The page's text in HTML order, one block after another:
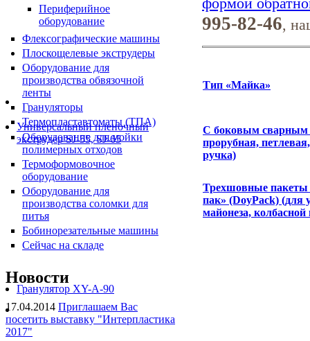
Универсальный пленочный
экструдер SJ-55, SJ-65
Гранулятор XY-A-90
Периферийное
оборудование
Флексографические машины
Плоскощелевые экструдеры
Оборудование для
производства обвязочной
ленты
Грануляторы
Термопластавтоматы (ТПА)
Оборудование для мойки
полимерных отходов
Термоформовочное
оборудование
Оборудование для
производства соломки для
питья
Бобинорезательные машины
Сейчас на складе
Новости
17.04.2014 Приглашаем Вас
посетить выставку "Интерпластика
2017"
формой
995-82-46,
Тип «Майка»
С боковым сварным
прорубная,
ручка)
Трехшовные пакеты
пак» (DoyPack) (для
майонеза, колбасной